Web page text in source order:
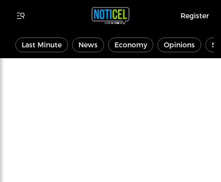
Register
Last Minute News Economy Opinions